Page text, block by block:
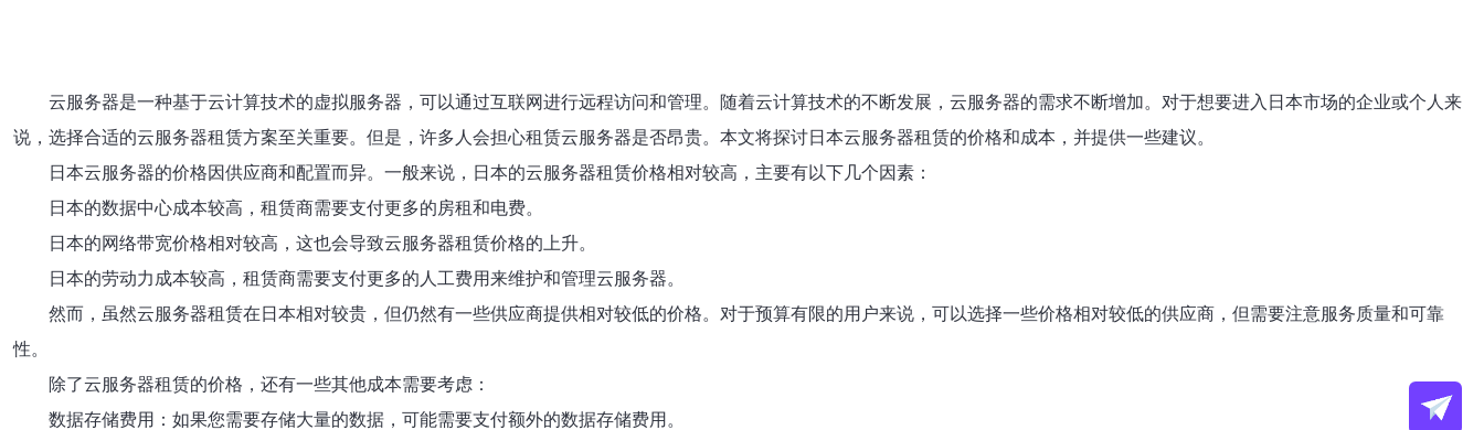
云服务器是一种基于云计算技术的虚拟服务器，可以通过互联网进行远程访问和管理。随着云计算技术的不断发展，云服务器的需求不断增加。对于想要进入日本市场的企业或个人来
说，选择合适的云服务器租赁方案至关重要。但是，许多人会担心租赁云服务器是否昂贵。本文将探讨日本云服务器租赁的价格和成本，并提供一些建议。
日本云服务器的价格因供应商和配置而异。一般来说，日本的云服务器租赁价格相对较高，主要有以下几个因素：
日本的数据中心成本较高，租赁商需要支付更多的房租和电费。
日本的网络带宽价格相对较高，这也会导致云服务器租赁价格的上升。
日本的劳动力成本较高，租赁商需要支付更多的人工费用来维护和管理云服务器。
然而，虽然云服务器租赁在日本相对较贵，但仍然有一些供应商提供相对较低的价格。对于预算有限的用户来说，可以选择一些价格相对较低的供应商，但需要注意服务质量和可靠
性。
除了云服务器租赁的价格，还有一些其他成本需要考虑：
数据存储费用：如果您需要存储大量的数据，可能需要支付额外的数据存储费用。